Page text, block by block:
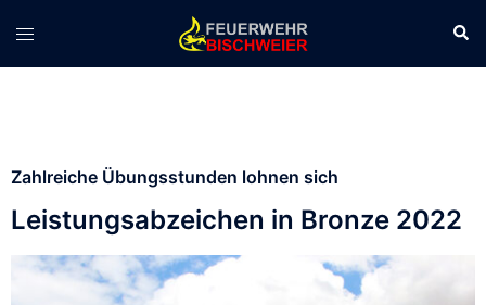
Zahlreiche Übungsstunden lohnen sich
Leistungsabzeichen in Bronze 2022